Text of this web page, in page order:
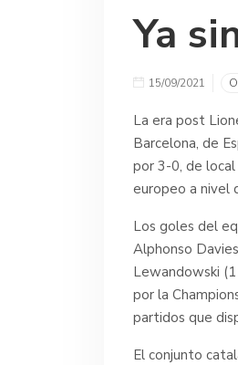
Ya
15/09/2021
La era post
Barcelona, de
por 3-0, de
europeo a nivel
Los goles del
Alphonso
Lewandowski
por la
partidos que
El conjunto